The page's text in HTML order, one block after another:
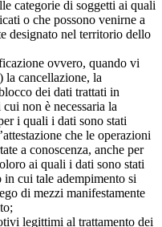
categorie di soggetti ai quali
o che possono venirne a
designato nel territorio dello
ovvero, quando vi
la cancellazione, la
dei dati trattati in
non è necessaria la
i quali i dati sono stati
che le operazioni
a conoscenza, anche per
ai quali i dati sono stati
cui tale adempimento si
di mezzi manifestamente
legittimi al trattamento dei